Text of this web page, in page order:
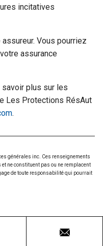
incitatives
assureur. Vous pourriez
assurance
savoir plus sur les
Les Protections RésAut
.
générales inc. Ces renseignements
ne constituent pas ou ne remplacent
de toute responsabilité qui pourrait
Courriel